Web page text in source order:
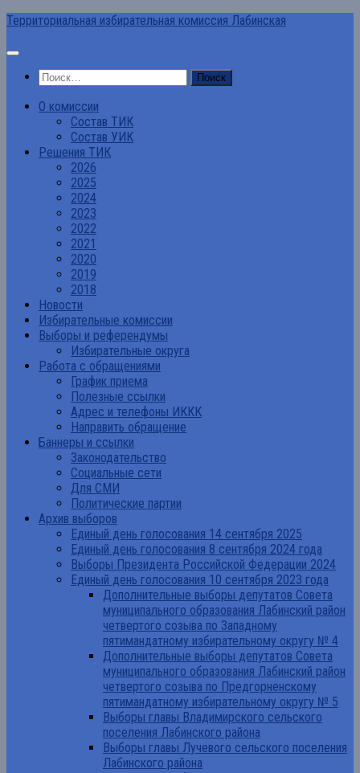
Перейти
содержимому
Территориальная избирательная комиссия Лабинская
Найти:
О комиссии
Состав ТИК
Состав УИК
Решения ТИК
2026
2025
2024
2023
2022
2021
2020
2019
2018
Новости
Избирательные комиссии
Выборы и референдумы
Избирательные округа
Работа с обращениями
График приема
Полезные ссылки
Адрес и телефоны ИККК
Направить обращение
Баннеры и ссылки
Законодательство
Социальные сети
Для СМИ
Политические партии
Архив выборов
Единый день голосования 14 сентября 2025
Единый день голосования 8 сентября 2024 года
Выборы Президента Российской Федерации 2024
Единый день голосования 10 сентября 2023 года
Дополнительные выборы депутатов Совета
муниципального образования Лабинский район
четвертого созыва по Западному
пятимандатному избирательному округу № 4
Дополнительные выборы депутатов Совета
муниципального образования Лабинский район
четвертого созыва по Предгорненскому
пятимандатному избирательному округу № 5
Выборы главы Владимирского сельского
поселения Лабинского района
Выборы главы Лучевого сельского поселения
Лабинского района